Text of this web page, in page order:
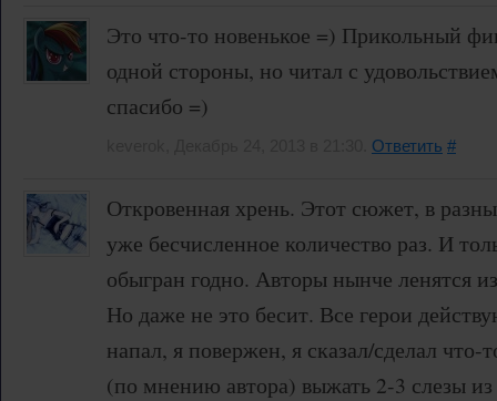
Это что-то новенькое =) Прикольный
одной стороны, но читал с
спасибо =)
Ответить #
Откровенная хрень. Этот сюжет, в
уже бесчисленное количество раз. И
обыгран годно. Авторы нынче ленятся
Но даже не это бесит. Все герои
напал, я повержен, я сказал/сделал
(по мнению автора) выжать 2-3 слезы из